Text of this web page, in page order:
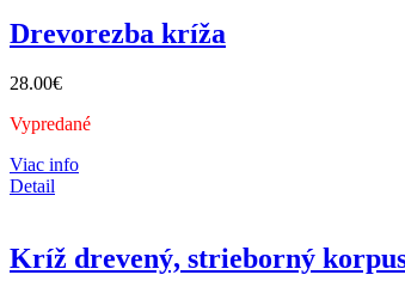
Drevorezba kríža
28.00€
Vypredané
Viac info
Detail
Kríž drevený, strieborný